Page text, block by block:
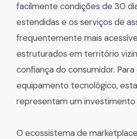
facilmente condições de 30
estendidas e os serviços de
frequentemente mais
estruturados em território
confiança do consumidor.
equipamento tecnológico,
representam um investimento
O ecossistema de